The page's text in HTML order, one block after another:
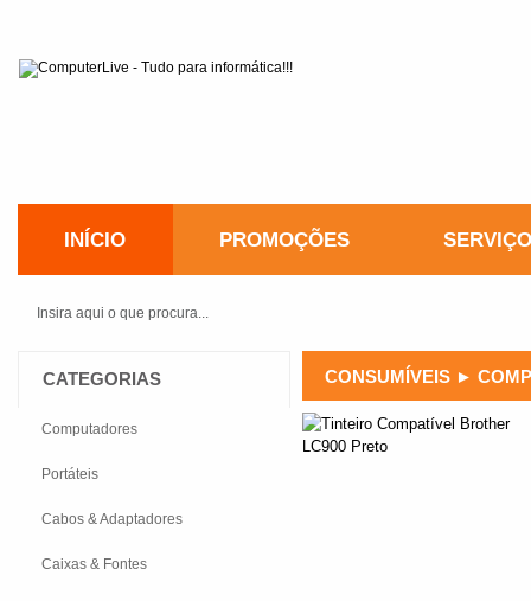
INÍCIO PROMOÇÕES
CONSUMÍVEIS ►
CATEGORIAS
Computadores
Portáteis
Cabos & Adaptadores
Caixas & Fontes